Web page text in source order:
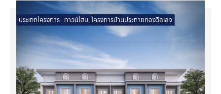
ประเภทโครงการ :ทาวน์โฮม,โครงการบ้านประกายทองวิลเลจ